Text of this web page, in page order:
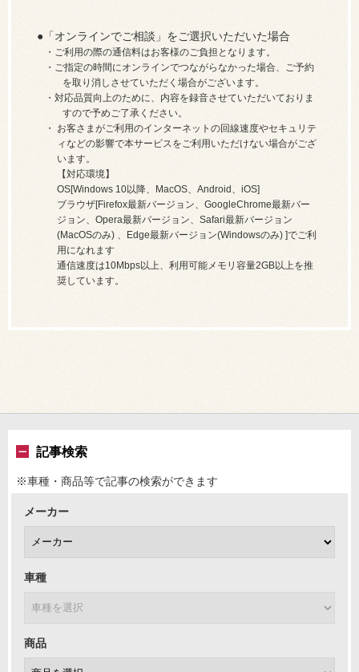
「オンラインでご相談」をご選択いただいた場合
ご利用の際の通信料はお客様のご負担となります。
ご指定の時間にオンラインでつながらなかった場合、ご予約
を取り消しさせていただく場合がございます。
対応品質向上のために、内容を録音させていただいておりま
すので予めご了承ください。
お客さまがご利用のインターネットの回線速度やセキュリテ
ィなどの影響で本サービスをご利用いただけない場合がござ
います。
【対応環境】
OS[Windows 10以降、MacOS、Android、iOS]
ブラウザ[Firefox最新バージョン、GoogleChrome最新バー
ジョン、Opera最新バージョン、Safari最新バージョン
(MacOSのみ) 、Edge最新バージョン(Windowsのみ) ]でご利
用になれます
通信速度は10Mbps以上、利用可能メモリ容量2GB以上を推
奨しています。
記事検索
※車種・商品等で記事の検索ができます
メーカー
車種
商品